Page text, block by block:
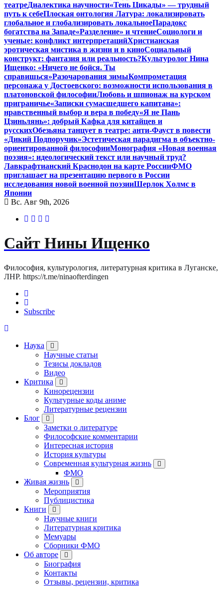
театреДиалектика научности«Тень Цикады» — трудный
путь к себеПлоская онтология Латура: локализировать
глобальное и глобализировать локальноеПарадокс
богатства на Западе«Разделение» и чтениеСоциологи и
ученые: конфликт интерпретацийХристианская
эротическая мистика в жизни и в киноСоциальный
конструкт: фантазия или реальность?Культуролог Нина
Ищенко: «Ничего не бойся. Ты
справишься»Разочарования зимыКомпрометация
персонажа у Достоевского: возможности использования в
платоновской философииЛюбовь и шпионаж на курском
приграничье«Записки сумасшедшего капитана»:
нравственный выбор и вера в победу«Я не Пань
Цзиньлянь»: добрый Кафка для китайцев и
русскихОбезьяна танцует в театре: анти-Фауст в повести
«Дикий Подпоручик»Эстетическая парадигма в объектно-
ориентированной философииМонография «Новая военная
поэзия»: идеологический текст или научный труд?
Лавкрафтианский Краснодон на карте РоссииФМО
приглашает на презентацию первого в России
исследования новой военной поэзииШерлок Холмс в
Японии
Вс. Авг 9th, 2026
Сайт Нины Ищенко
Философия, культурология, литературная критика в Луганске,
ЛНР. https://t.me/ninaofterdingen
Subscribe
Наука
Научные статьи
Тезисы докладов
Видео
Критика
Кинорецензии
Культурные коды аниме
Литературные рецензии
Блог
Заметки о литературе
Философские комментарии
Интересная история
История культуры
Современная культурная жизнь
ФМО
Живая жизнь
Мероприятия
Публицистика
Книги
Научные книги
Литературная критика
Мемуары
Сборники ФМО
Об авторе
Биография
Контакты
Отзывы, рецензии, критика